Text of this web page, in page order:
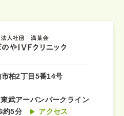
柏2丁目5番14号
武アーバンパークライン
約5分
アクセス